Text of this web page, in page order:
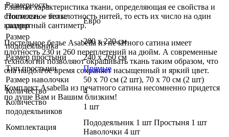
Главная характеристика ткани, определяющая ее свойства и
стоимость – это плотность нитей, то есть их число на один
квадратный сантиметр.
Постельное белье Asabella из печатного сатина имеет
плотность 230 и 260 переплетений на дюйм. А современные
технологии позволяют окрашивать ткань таким образом, что
она на долгое время сохраняет насыщенный и яркий цвет.
Комплект Asabella из печатного сатина несомненно придется
по душе Вам и Вашим близким!
Размерность
Постельное белье
размер
Евро
Размер
пододеяльника
200 х 220 см
Размер простыни
240 х 260 см
Тип простыни
Прямые
Размер наволочки
50 х 70 см (2 шт), 70 х 70 см (2 шт)
Количество
4
Количество
пододеяльников
1 шт
Комплектация
Пододеяльник 1 шт Простыня 1 шт
Наволочки 4 шт